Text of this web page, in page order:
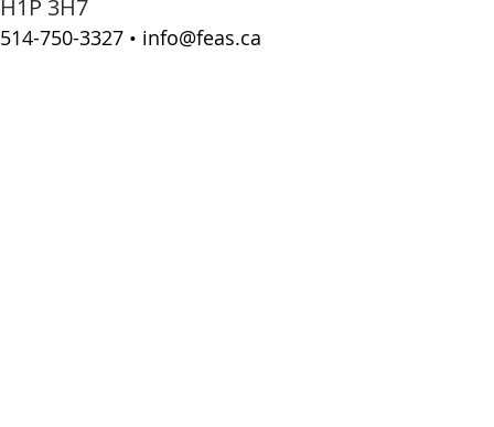
H1P 3H7
514-750-3327 • info@feas.ca